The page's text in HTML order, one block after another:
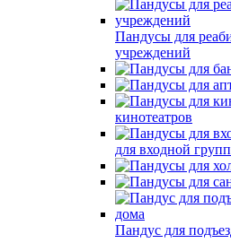
Пандусы для
учреждений
кинотеатров
для входной
Пандус для